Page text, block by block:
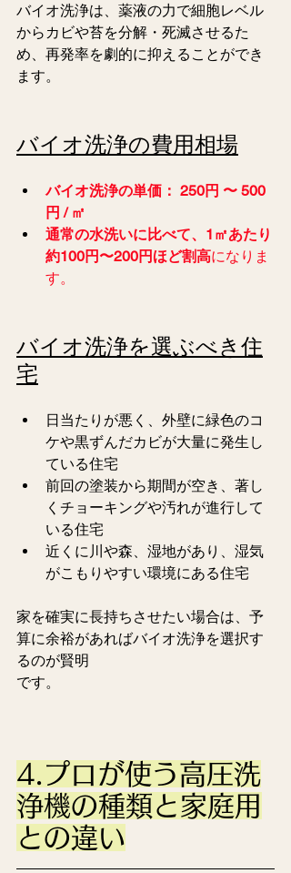
バイオ洗浄は、薬液の力で細胞レベル
からカビや苔を分解・死滅させるた
め、再発率を劇的に抑えることができ
ます。
バイオ洗浄の費用相場
バイオ洗浄の単価： 250円 〜 500
円 / ㎡
通常の水洗いに比べて、1㎡あたり
約100円〜200円ほど割高になりま
す。
バイオ洗浄を選ぶべき住
宅
日当たりが悪く、外壁に緑色のコ
ケや黒ずんだカビが大量に発生し
ている住宅
前回の塗装から期間が空き、著し
くチョーキングや汚れが進行して
いる住宅
近くに川や森、湿地があり、湿気
がこもりやすい環境にある住宅
家を確実に長持ちさせたい場合は、予
算に余裕があればバイオ洗浄を選択す
るのが賢明
です。
4.プロが使う高圧洗
浄機の種類と家庭用
との違い